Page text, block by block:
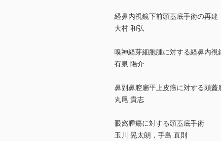
経鼻内視鏡下前頭蓋底手術の再建
大村 和弘
嗅神経芽細胞腫に対する経鼻内視
有泉 陽介
鼻副鼻腔扁平上皮癌に対する頭蓋
丸尾 貴志
眼窩腫瘍に対する頭蓋底手術
玉川 晃太朗，手島 直則